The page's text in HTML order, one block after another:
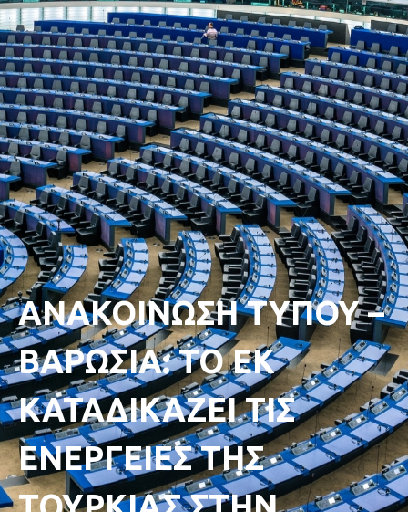
ΑΝΑΚΟΙΝΩΣΗ ΤΥΠΟΥ –
ΒΑΡΩΣΙΑ: ΤΟ ΕΚ
ΚΑΤΑΔΙΚΑΖΕΙ ΤΙΣ
ΕΝΕΡΓΕΙΕΣ ΤΗΣ